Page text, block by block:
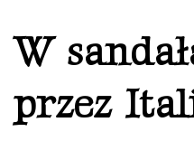
W
przez